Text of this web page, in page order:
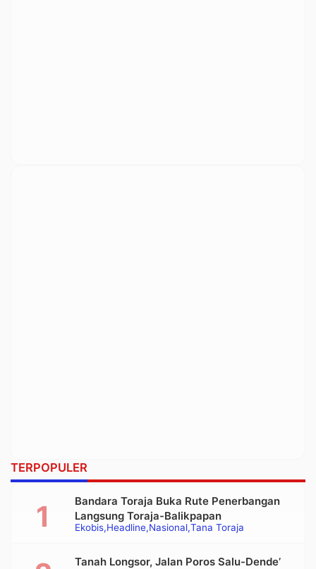
TERPOPULER
Ekobis Headline Nasional Tana Toraja
Bandara Toraja Buka Rute Penerbangan
Langsung Toraja-Balikpapan
Tanah Longsor, Jalan Poros Salu-Dende’